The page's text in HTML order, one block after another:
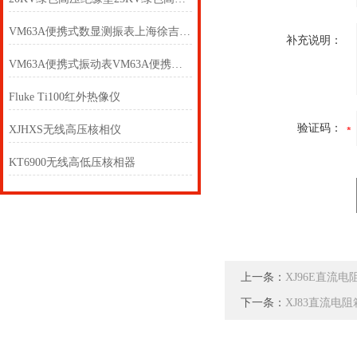
VM63A便携式数显测振表上海徐吉电气
VM63A便携式振动表VM63A便携式振动表
Fluke Ti100红外热像仪
XJHXS无线高压核相仪
KT6900无线高低压核相器
补充说明：
验证码：
上一条： XJ96E直流电
下一条： XJ83直流电